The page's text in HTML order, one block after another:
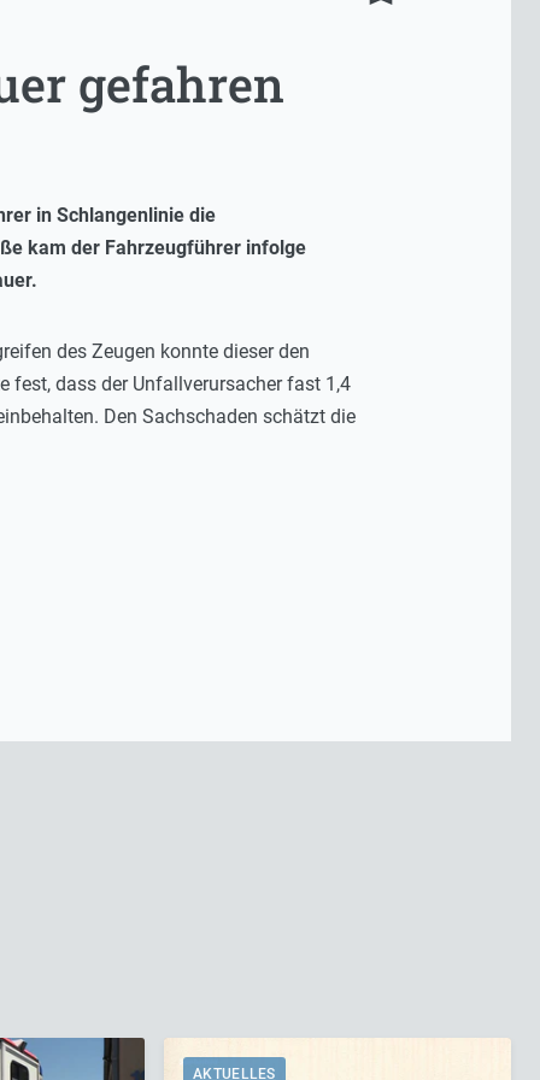
gefahren
in Schlangenlinie die
kam der Fahrzeugführer infolge
des Zeugen konnte dieser den
fest, dass der Unfallverursacher fast 1,4
Den Sachschaden schätzt die
AKTUELLES